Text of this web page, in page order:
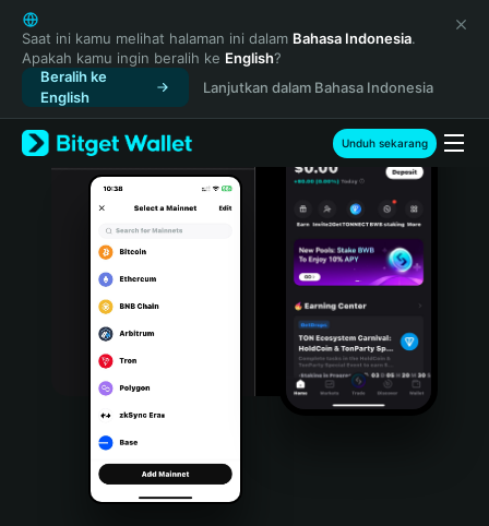
English
日本語
Tiếng Việt
Русский
Español (Latinoamérica)
Türkçe
Italiano
Português (Portugal)
Bahasa Indonesia
Português (Brasil)
Español (Argentina)
Saat ini kamu melihat halaman ini dalam Bahasa Indonesia.
Apakah kamu ingin beralih ke English?
Beralih ke
English
Lanjutkan dalam Bahasa Indonesia
Unduh sekarang